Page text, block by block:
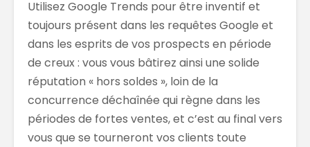
Utilisez Google Trends pour être inventif et
toujours présent dans les requêtes Google et
dans les esprits de vos prospects en période
de creux : vous vous bâtirez ainsi une solide
réputation « hors soldes », loin de la
concurrence déchaînée qui règne dans les
périodes de fortes ventes, et c’est au final vers
vous que se tourneront vos clients toute